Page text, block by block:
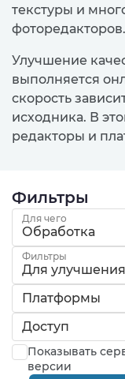
текстуры и
фоторедакторов.
Улучшение
выполняется
скорость
исходника. В
редакторы и
Фильтры
Для чего
Обработка
Фильтры
Для улучшения
Платформы
Доступ
Показывать
версии